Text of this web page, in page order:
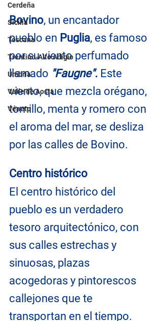
Cerdeña
Sicilia
Toscana
Trentino-Alto Adigio
Umbría
Valle de Aosta
Véneto
Bovino, un encantador
pueblo en Puglia, es famoso
por su viento perfumado
llamado "Faugne". Este
viento, que mezcla orégano,
tomillo, menta y romero con
el aroma del mar, se desliza
por las calles de Bovino.
Centro histórico
El centro histórico del
pueblo es un verdadero
tesoro arquitectónico, con
sus calles estrechas y
sinuosas, plazas
acogedoras y pintorescos
callejones que te
transportan en el tiempo.